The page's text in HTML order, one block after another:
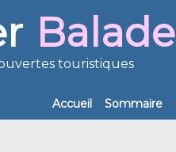
Balade
touristiques
Accueil Sommaire